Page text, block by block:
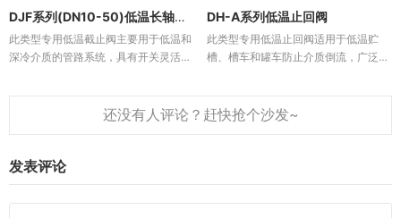
DJF系列(DN10-50)低温长轴截止阀
此类型专用低温截止阀主要用于低温和
深冷介质的管路系统，具有开关灵活、
DH-A系列低温止回阀
此类型专用低温止回阀适用于低温贮
槽、槽车和罐车防止介质倒流，广泛用
special low temperature che...
发表评论